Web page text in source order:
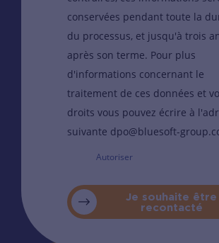
conservées pendant toute la
du processus, et jusqu'à trois
après son terme. Pour plus
d'informations concernant le
traitement de ces données et
droits vous pouvez écrire à
suivante dpo@bluesoft-
Autoriser
Je souhaite être
recontacté